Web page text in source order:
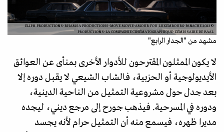
© 2023 ELIPH PRODUCTIONS-RHAMSA PRODUCTIONS-MOVE MOVIE-AMOUR FOU LUXEMBOURG-PANACHE
PRODUCTIONS-LA COMPAGNIE CINÉMATOGRAPHIQUE-L’ÉMISSAIRE DE BAAL
مشهد من "الجدار الرابع"
لا يكون الممثلون المقترحون للأدوار الأخرى بمنأى عن العوائق
الأيديولوجية أو الحزبية، فالشاب الشيعي لا يقبل دوره إلا
بعد جدل حول مشروعية التمثيل من الناحية الدينية،
ودوره في المسرحية. فيذهب جورح إلى مرجع ديني، ليجده
مديرا ظهره، فيسمع منه أن التمثيل حرام لأنه يجسد